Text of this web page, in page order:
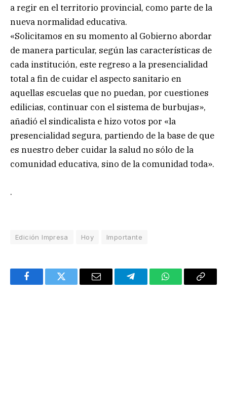
a regir en el territorio provincial, como parte de la
nueva normalidad educativa.
«Solicitamos en su momento al Gobierno abordar
de manera particular, según las características de
cada institución, este regreso a la presencialidad
total a fin de cuidar el aspecto sanitario en
aquellas escuelas que no puedan, por cuestiones
edilicias, continuar con el sistema de burbujas»,
añadió el sindicalista e hizo votos por «la
presencialidad segura, partiendo de la base de que
es nuestro deber cuidar la salud no sólo de la
comunidad educativa, sino de la comunidad toda».
.
Edición Impresa Hoy Importante
FacebookTwitter Email TelegramWhatsAppCopy